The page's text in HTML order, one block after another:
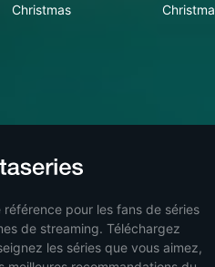
Christmas
référence pour les fans de séries
de streaming. Téléchargez
les séries que vous aimez,